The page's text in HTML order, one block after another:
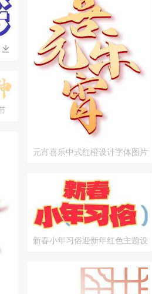
元宵喜乐中式红橙设计字体图片
新春小年习俗迎新年红色主题设